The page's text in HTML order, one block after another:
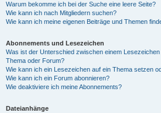
Warum bekomme ich bei der Suche eine leere Seite?
Wie kann ich nach Mitgliedern suchen?
Wie kann ich meine eigenen Beiträge und Themen
Abonnements und Lesezeichen
Was ist der Unterschied zwischen einem
Thema oder Forum?
Wie kann ich ein Lesezeichen auf ein Thema setzen
Wie kann ich ein Forum abonnieren?
Wie deaktiviere ich meine Abonnements?
Dateianhänge